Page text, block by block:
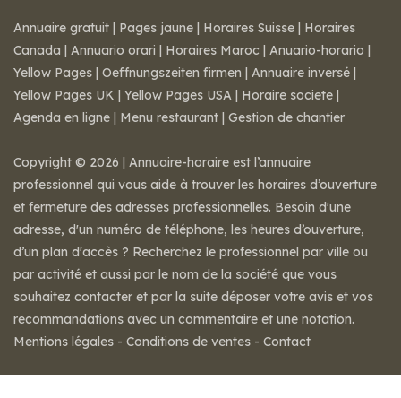
Annuaire gratuit | Pages jaune | Horaires Suisse | Horaires
Canada | Annuario orari | Horaires Maroc | Anuario-horario |
Yellow Pages | Oeffnungszeiten firmen | Annuaire inversé |
Yellow Pages UK | Yellow Pages USA | Horaire societe |
Agenda en ligne | Menu restaurant | Gestion de chantier
Copyright © 2026 | Annuaire-horaire est l’annuaire
professionnel qui vous aide à trouver les horaires d’ouverture
et fermeture des adresses professionnelles. Besoin d'une
adresse, d'un numéro de téléphone, les heures d’ouverture,
d’un plan d'accès ? Recherchez le professionnel par ville ou
par activité et aussi par le nom de la société que vous
souhaitez contacter et par la suite déposer votre avis et vos
recommandations avec un commentaire et une notation.
Mentions légales - Conditions de ventes - Contact